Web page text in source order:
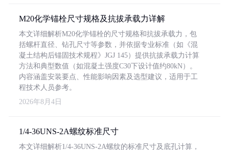
M20化学锚栓尺寸规格及抗拔承载力详解
本文详细解析M20化学锚栓的尺寸规格和抗拔承载力，包
括螺杆直径、钻孔尺寸等参数，并依据专业标准（如《混
凝土结构后锚固技术规程》JGJ 145）提供抗拔承载力计算
方法和典型数值（如混凝土强度C30下设计值约80kN）。
内容涵盖安装要点、性能影响因素及选型建议，适用于工
程技术人员参考。
2026年8月4日
1/4-36UNS-2A螺纹标准尺寸
本文详细解析1/4-36UNS-2A螺纹的标准尺寸及底孔计算，